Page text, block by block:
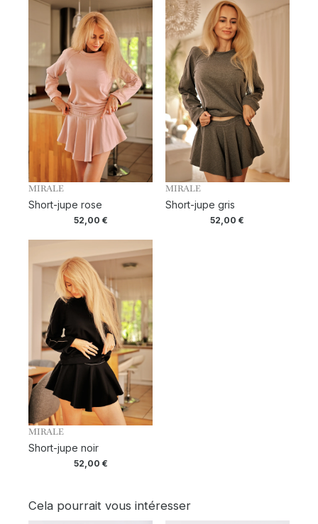
MIRALE
Short-jupe rose
52,00 €
MIRALE
Short-jupe gris
52,00€
MIRALE
Short-jupe noir
52,00 €
Cela pourrait vous intéresser